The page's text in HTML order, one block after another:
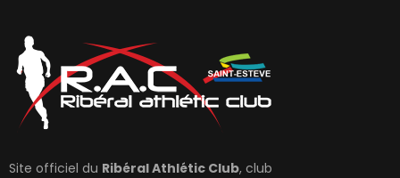
Site officiel du Ribéral Athlétic Club, club